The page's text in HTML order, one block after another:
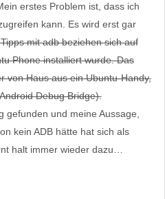
erstes Problem ist, dass ich
kann. Es wird erst gar
mit adb beziehen sich auf
Phone installiert wurde. Das
von Haus aus ein Ubuntu-Handy,
Debug Bridge).
gefunden und meine Aussage,
kein ADB hätte hat sich als
halt immer wieder dazu…